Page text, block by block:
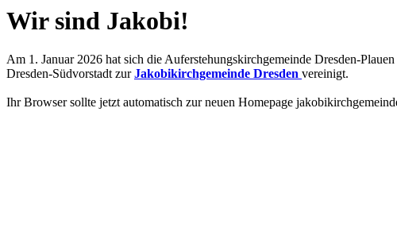
Wir sind Jakobi!
Am 1. Januar 2026 hat sich die Auferstehungskirchgemeinde Dresden-
Dresden-Südvorstadt zurJakobikirchgemeinde Dresden vereinigt.
Ihr Browser sollte jetzt automatisch zur neuen Homepage